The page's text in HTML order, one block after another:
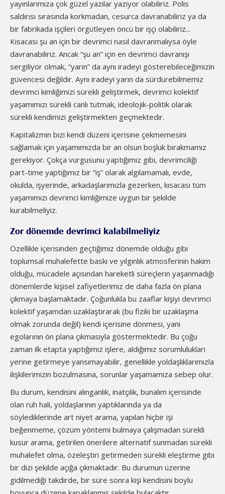
yayınlarımıza çok güzel yazılar yazıyor olabiliriz. Polis
saldırısı sırasında korkmadan, cesurca davranabiliriz ya da
bir fabrikada işçileri örgütleyen öncü bir işçi olabiliriz...
Kısacası şu an için bir devrimci nasıl davranmalıysa öyle
davranabiliriz. Ancak “şu an” için en devrimci davranışı
sergiliyor olmak, “yarın” da aynı iradeyi gösterebileceğimizin
güvencesi değildir. Aynı iradeyi yarın da sürdürebilmemiz
devrimci kimliğimizi sürekli geliştirmek, devrimci kolektif
yaşamımızı sürekli canlı tutmak, ideolojik-politik olarak
sürekli kendimizi geliştirmekten geçmektedir.
Kapitalizmin bizi kendi düzeni içerisine çekmemesini
sağlamak için yaşamımızda bir an olsun boşluk bırakmamız
gerekiyor. Çokça vurgusunu yaptığımız gibi, devrimciliği
part-time yaptığımız bir “iş” olarak algılamamalı, evde,
okulda, işyerinde, arkadaşlarımızla gezerken, kısacası tüm
yaşamımızı devrimci kimliğimize uygun bir şekilde
kurabilmeliyiz.
Zor dönemde devrimci kalabilmeliyiz
Özellikle içerisinden geçtiğimiz dönemde olduğu gibi
toplumsal muhalefette baskı ve yılgınlık atmosferinin hakim
olduğu, mücadele açısından hareketli süreçlerin yaşanmadığı
dönemlerde kişisel zafiyetlerimiz de daha fazla ön plana
çıkmaya başlamaktadır. Çoğunlukla bu zaaflar kişiyi devrimci
kolektif yaşamdan uzaklaştırarak (bu fiziki bir uzaklaşma
olmak zorunda değil) kendi içerisine dönmesi, yani
egolarının ön plana çıkmasıyla göstermektedir. Bu çoğu
zaman ilk etapta yaptığımız işlere, aldığımız sorumlulukları
yerine getirmeye yansımayabilir, genellikle yoldaşlıklarımızla
ilişkilerimizin bozulmasına, sorunlar yaşamamıza sebep olur.
Bu durum, kendisini alınganlık, inatçılık, bunalım içerisinde
olan ruh hali, yoldaşlarının yaptıklarında ya da
söylediklerinde art niyet arama, yapılan hiçbir işi
beğenmeme, çözüm yöntemi bulmaya çalışmadan sürekli
kusur arama, getirilen önerilere alternatif sunmadan sürekli
muhalefet olma, özeleştiri getirmeden sürekli eleştirme gibi
bir dizi şekilde açığa çıkmaktadır. Bu durumun üzerine
gidilmediği takdirde, bir süre sonra kişi kendisini boylu